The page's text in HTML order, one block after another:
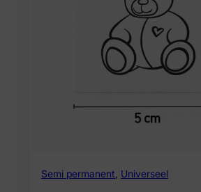
Semi permanent Universeel